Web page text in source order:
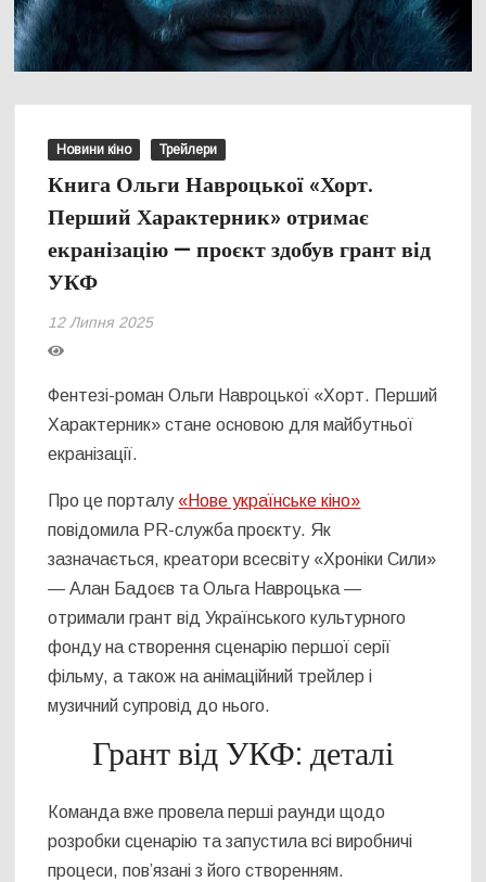
Новини кіно Трейлери
Книга Ольги Навроцької «Хорт.
Перший Характерник» отримає
екранізацію — проєкт здобув грант від
УКФ
12 Липня 2025
Фентезі-роман Ольги Навроцької «Хорт. Перший
Характерник» стане основою для майбутньої
екранізації.
Про це порталу «Нове українське кіно»
повідомила PR-служба проєкту. Як
зазначається, креатори всесвіту «Хроніки Сили»
— Алан Бадоєв та Ольга Навроцька —
отримали грант від Українського культурного
фонду на створення сценарію першої серії
фільму, а також на анімаційний трейлер і
музичний супровід до нього.
Грант від УКФ: деталі
Команда вже провела перші раунди щодо
розробки сценарію та запустила всі виробничі
процеси, пов’язані з його створенням.